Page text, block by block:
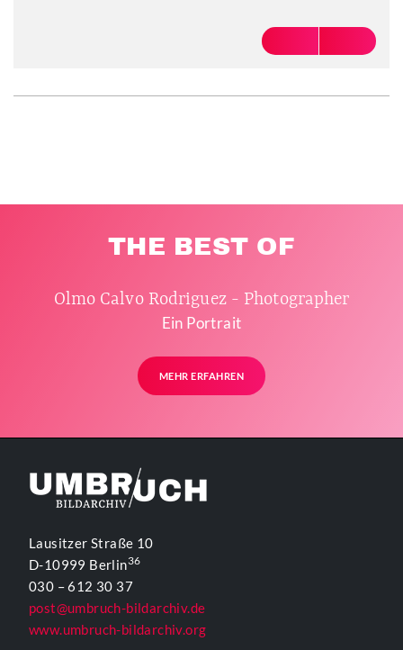
NEXT
THE BEST OF
Olmo Calvo Rodriguez - Photographer
Ein Portrait
MEHR ERFAHREN
Lausitzer Straße 10
D-10999 Berlin36
030 – 612 30 37
post@umbruch-bildarchiv.de
www.umbruch-bildarchiv.org